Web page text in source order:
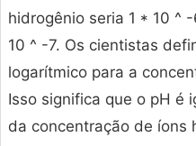
hidrogênio seria 1 * 10 ^
10 ^ -7. Os cientistas
logarítmico para a
Isso significa que o pH é
da concentração de íons